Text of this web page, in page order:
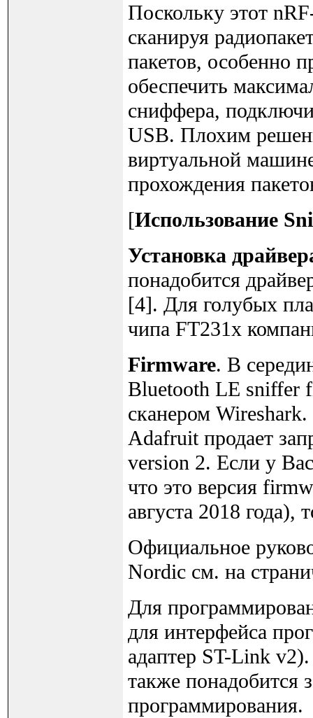
Поскольку этот
сканируя
пакетов, особенно
обеспечить
сниффера,
USB. Плохим
виртуальной
прохождения
[Использование
Установка
понадобится
[4]. Для голубых
чипа FT231x
Firmware. В
Bluetooth LE sniffer
сканером Wireshark.
Adafruit продает
version 2. Если у
что это версия
августа 2018 года),
Официальное
Nordic см. на
Для
для интерфейса
адаптер ST-Link
также понадобится
программирования.